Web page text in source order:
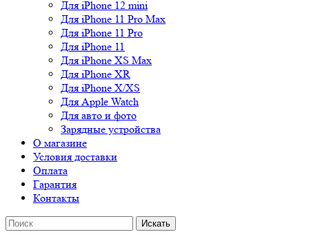
Для iPhone 12 mini
Для iPhone 11 Pro Max
Для iPhone 11 Pro
Для iPhone 11
Для iPhone XS Max
Для iPhone XR
Для iPhone X/XS
Для Apple Watch
Для авто и фото
Зарядные устройства
О магазине
Условия доставки
Оплата
Гарантия
Контакты